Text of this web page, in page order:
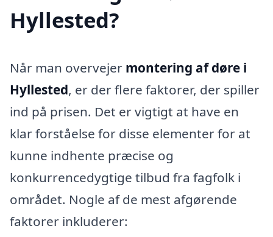
Hyllested?
Når man overvejer montering af døre i
Hyllested, er der flere faktorer, der spiller
ind på prisen. Det er vigtigt at have en
klar forståelse for disse elementer for at
kunne indhente præcise og
konkurrencedygtige tilbud fra fagfolk i
området. Nogle af de mest afgørende
faktorer inkluderer: